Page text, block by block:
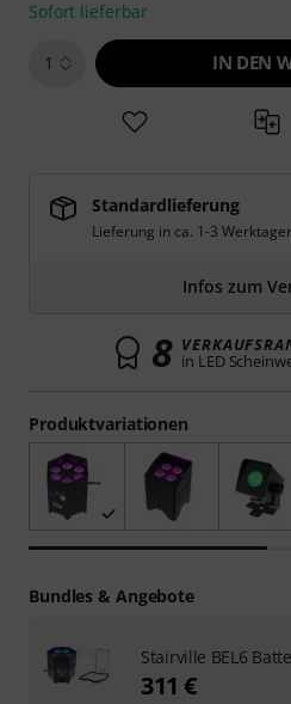
Produktvariationen
Sofort lieferbar
1 IN DEN
Standardlieferung
Lieferung in ca. 1-3
Infos zum
8 in LED
Bundles & Angebote
Stairville BEL6
311 €